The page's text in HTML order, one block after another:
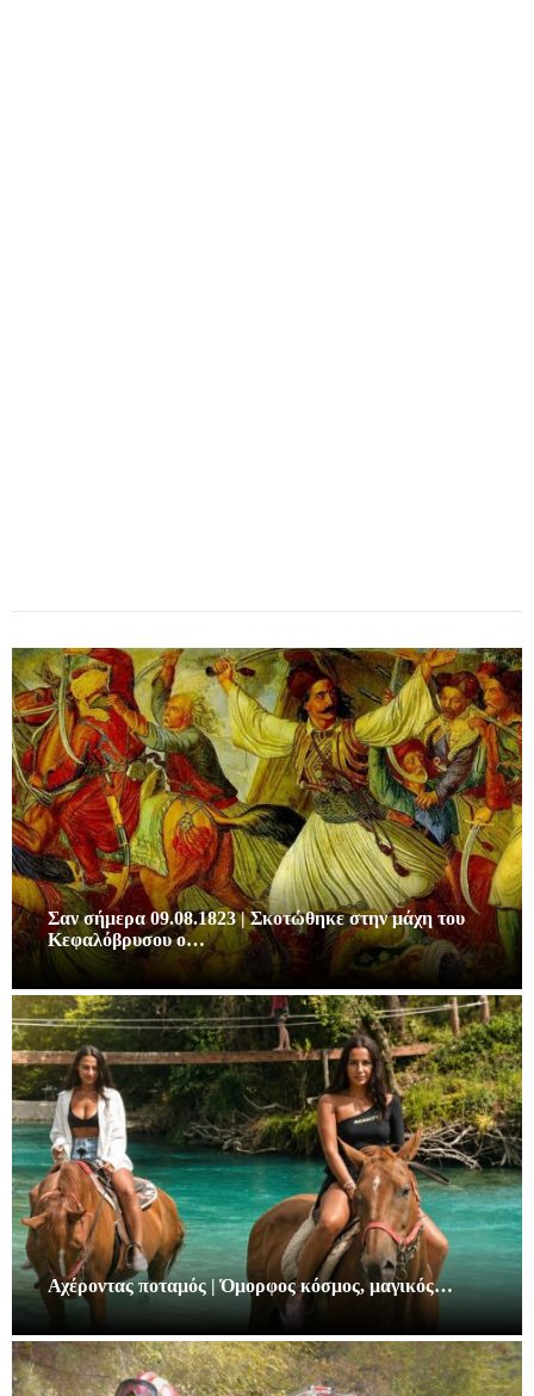
Σαν σήμερα 09.08.1823 | Σκοτώθηκε στην μάχη του
Κεφαλόβρυσου ο…
Αχέροντας ποταμός | Όμορφος κόσμος, μαγικός…